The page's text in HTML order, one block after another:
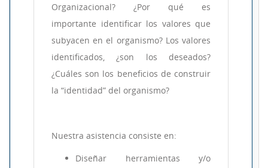
Organizacional? ¿Por qué es
importante identificar los valores que
subyacen en el organismo? Los valores
identificados, ¿son los deseados?
¿Cuáles son los beneficios de construir
la “identidad” del organismo?
Nuestra asistencia consiste en:
Diseñar herramientas y/o